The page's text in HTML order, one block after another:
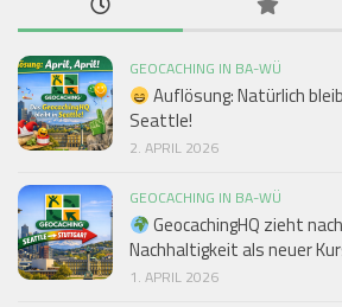
GEOCACHING IN BA-WÜ
Auflösung: Natürlich
Seattle!
2. APRIL 2026
GEOCACHING IN BA-WÜ
GeocachingHQ zieht
Nachhaltigkeit als neuer
1. APRIL 2026